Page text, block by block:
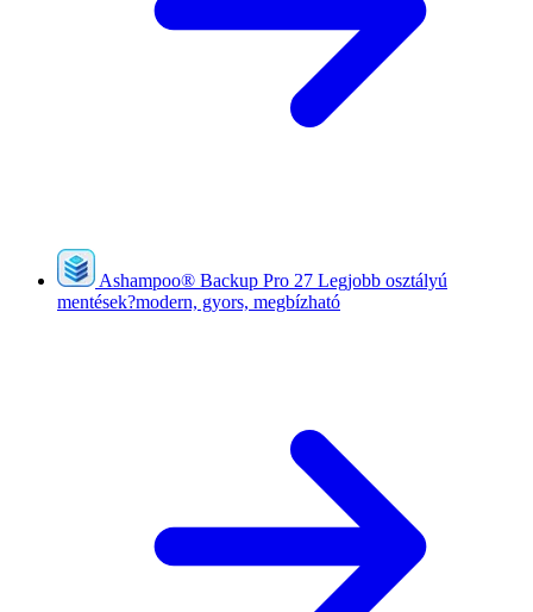
Ashampoo® Backup Pro 27 Legjobb osztályú
mentések?modern, gyors, megbízható